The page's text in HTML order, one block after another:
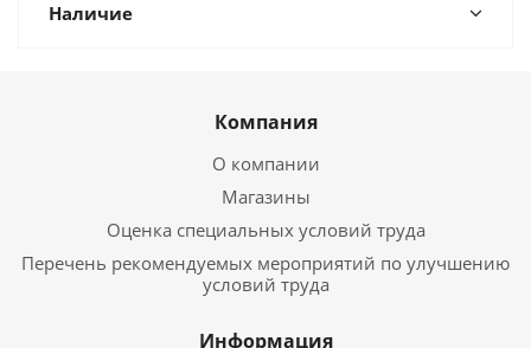
Наличие
Компания
О компании
Магазины
Оценка специальных условий труда
Перечень рекомендуемых мероприятий по улучшению
условий труда
Информация